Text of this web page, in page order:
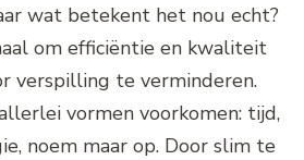
wat betekent het nou echt?
om efficiëntie en kwaliteit
verspilling te verminderen.
vormen voorkomen: tijd,
noem maar op. Door slim te